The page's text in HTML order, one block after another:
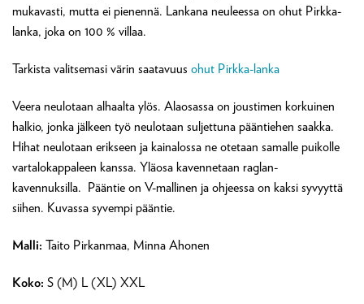
mukavasti, mutta ei pienennä. Lankana neuleessa on ohut Pirkka-
lanka, joka on 100 % villaa.
Tarkista valitsemasi värin saatavuus ohut Pirkka-lanka
Veera neulotaan alhaalta ylös. Alaosassa on joustimen korkuinen
halkio, jonka jälkeen työ neulotaan suljettuna pääntiehen saakka.
Hihat neulotaan erikseen ja kainalossa ne otetaan samalle puikolle
vartalokappaleen kanssa. Yläosa kavennetaan raglan-
kavennuksilla. Pääntie on V-mallinen ja ohjeessa on kaksi syvyyttä
siihen. Kuvassa syvempi pääntie.
Malli: Taito Pirkanmaa, Minna Ahonen
Koko: S (M) L (XL) XXL